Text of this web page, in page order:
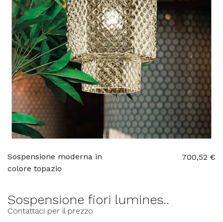
Sospensione moderna in
colore topazio
700,52 €
Sospensione fiori lumines..
Contattaci per il prezzo